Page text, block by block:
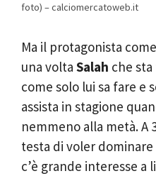
foto) – calciomercatoweb.it
Ma il protagonista
una volta Salah che
come solo lui sa fare e
assista in stagione
nemmeno alla metà. A
testa di voler
c’è grande interesse a